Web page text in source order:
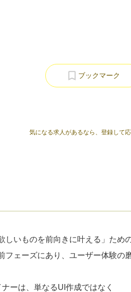
気になる求人があるなら、登録して
しいものを前向きに叶える」ため
フェーズにあり、ユーザー体験
ーは、単なるUI作成ではなく